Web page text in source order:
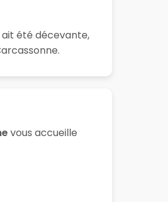
ait été décevante,
vous accueille